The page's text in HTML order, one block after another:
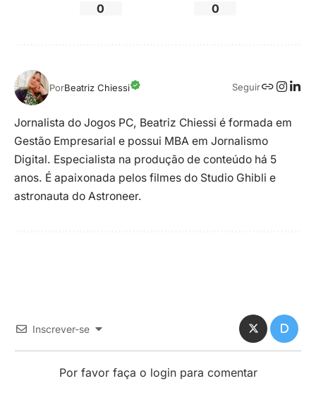
0 0
PorBeatriz Chiessi Seguir
Jornalista do Jogos PC, Beatriz Chiessi é formada em
Gestão Empresarial e possui MBA em Jornalismo
Digital. Especialista na produção de conteúdo há 5
anos. É apaixonada pelos filmes do Studio Ghibli e
astronauta do Astroneer.
Inscrever-se
Por favor faça o login para comentar